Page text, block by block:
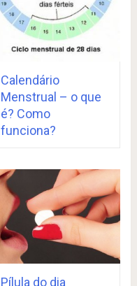
Calendário
Menstrual – o que
é? Como
funciona?
Pílula do dia